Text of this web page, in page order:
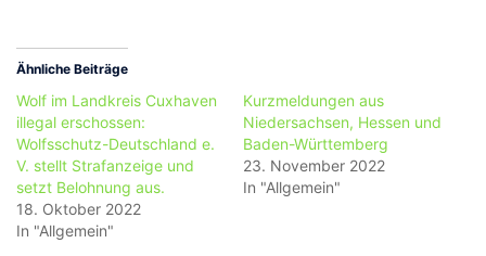
Ähnliche Beiträge
Wolf im Landkreis Cuxhaven
illegal erschossen:
Wolfsschutz-Deutschland e.
V. stellt Strafanzeige und
setzt Belohnung aus.
18. Oktober 2022
In "Allgemein"
Kurzmeldungen aus
Niedersachsen, Hessen und
Baden-Württemberg
23. November 2022
In "Allgemein"